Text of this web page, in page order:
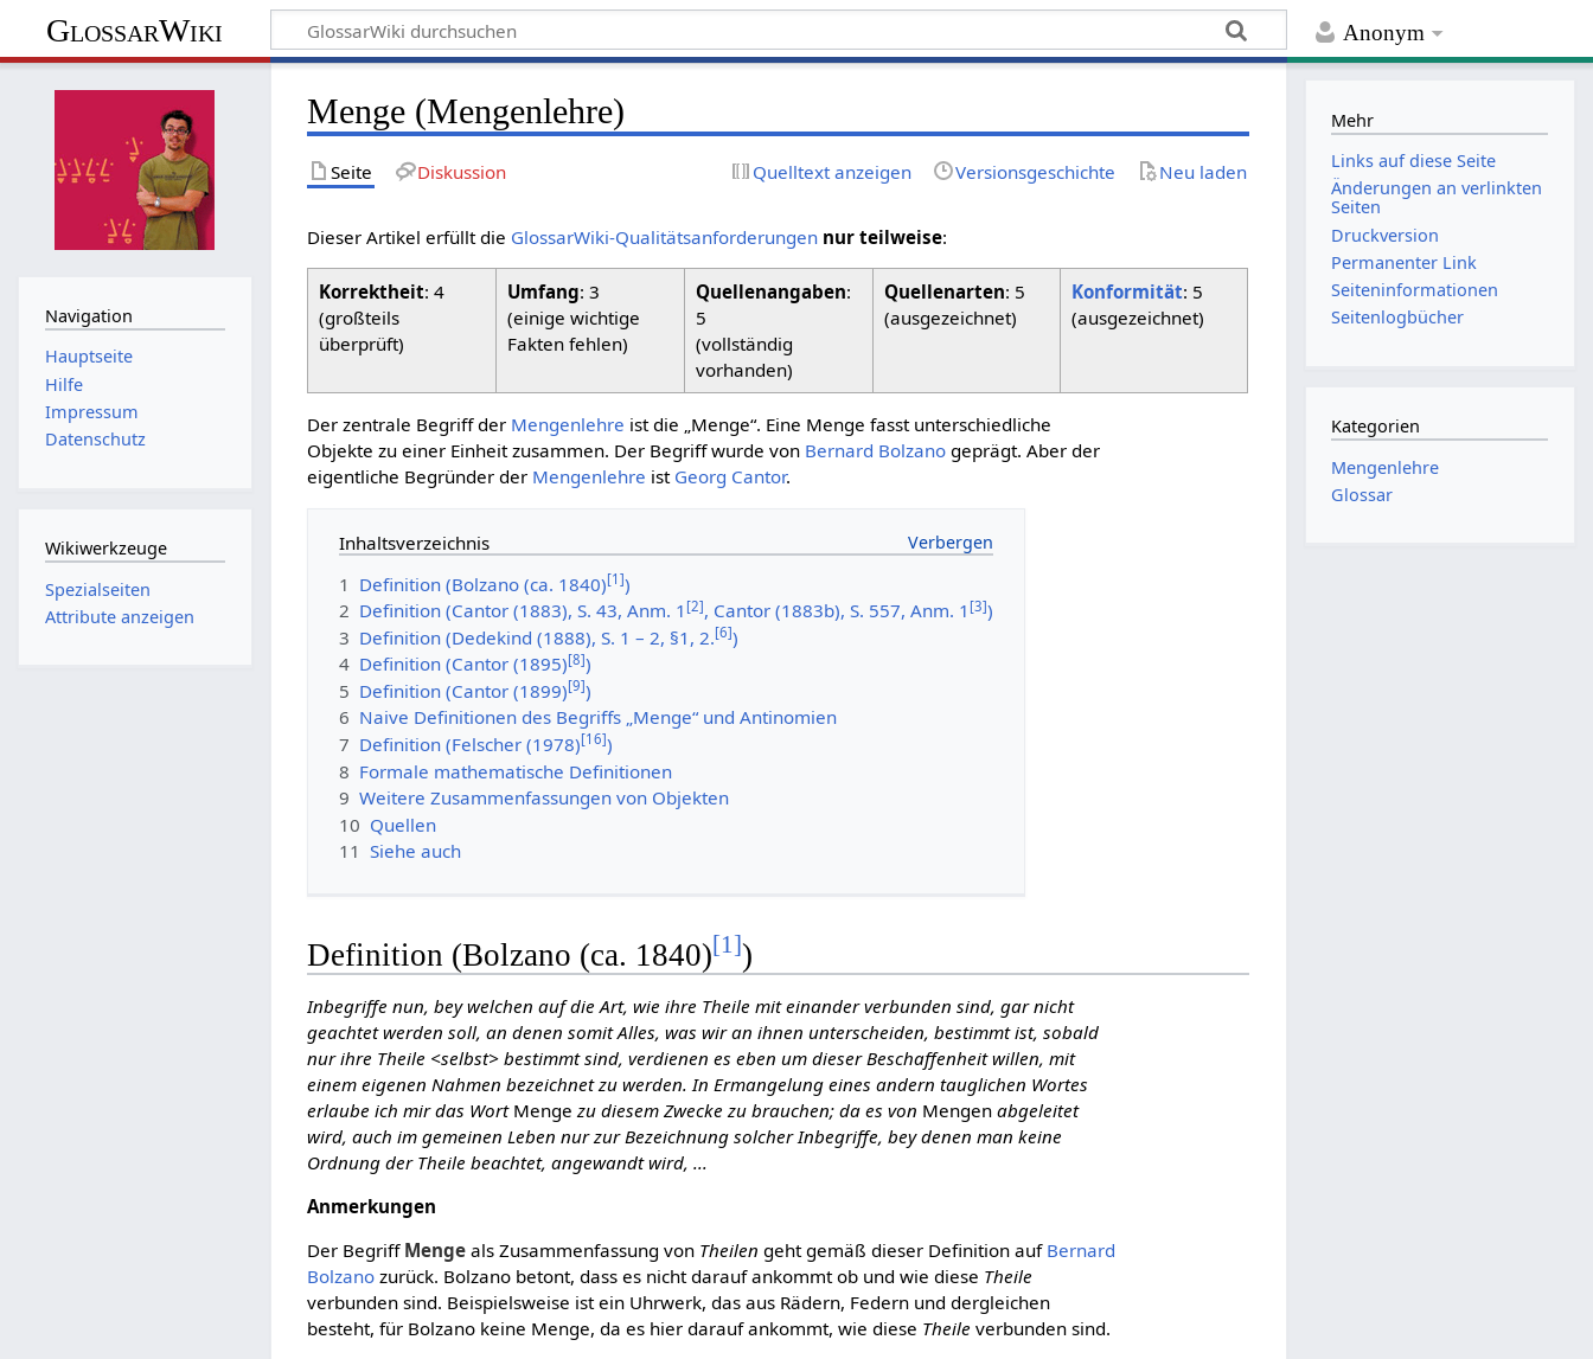
Anonym
GlossarWiki
Menge (Mengenlehre)
Seite Diskussion Quelltext anzeigen Versionsgeschichte Neu laden
Dieser Artikel erfüllt die GlossarWiki-Qualitätsanforderungen nur teilweise:
Korrektheit: 4
(großteils
überprüft)
Umfang: 3
(einige wichtige
Fakten fehlen)
Quellenangaben:
5
(vollständig
vorhanden)
Quellenarten: 5
(ausgezeichnet)
Konformität: 5
(ausgezeichnet)
Der zentrale Begriff der Mengenlehre ist die „Menge“. Eine Menge fasst unterschiedliche
Objekte zu einer Einheit zusammen. Der Begriff wurde von Bernard Bolzano geprägt. Aber der
eigentliche Begründer der Mengenlehre ist Georg Cantor.
Inhaltsverzeichnis
1 Definition (Bolzano (ca. 1840)[1])
2 Definition (Cantor (1883), S. 43, Anm. 1 [2], Cantor (1883b), S. 557, Anm. 1 [3])
3 Definition (Dedekind (1888), S. 1 – 2, §1, 2.[6])
4 Definition (Cantor (1895)[8])
5 Definition (Cantor (1899)[9])
6 Naive Definitionen des Begriffs „Menge“ und Antinomien
7 Definition (Felscher (1978)[16])
8 Formale mathematische Definitionen
9 Weitere Zusammenfassungen von Objekten
10 Quellen
11 Siehe auch
Definition (Bolzano (ca. 1840)[1])
Inbegriffe nun, bey welchen auf die Art, wie ihre Theile mit einander verbunden sind, gar nicht
geachtet werden soll, an denen somit Alles, was wir an ihnen unterscheiden, bestimmt ist, sobald
nur ihre Theile <selbst> bestimmt sind, verdienen es eben um dieser Beschaffenheit willen, mit
einem eigenen Nahmen bezeichnet zu werden. In Ermangelung eines andern tauglichen Wortes
erlaube ich mir das Wort Menge zu diesem Zwecke zu brauchen; da es von Mengen abgeleitet
wird, auch im gemeinen Leben nur zur Bezeichnung solcher Inbegriffe, bey denen man keine
Ordnung der Theile beachtet, angewandt wird, ...
Anmerkungen
Der Begriff Menge als Zusammenfassung von Theilen geht gemäß dieser Definition auf Bernard
Bolzano zurück. Bolzano betont, dass es nicht darauf ankommt ob und wie diese Theile
verbunden sind. Beispielsweise ist ein Uhrwerk, das aus Rädern, Federn und dergleichen
besteht, für Bolzano keine Menge, da es hier darauf ankommt, wie diese Theile verbunden sind.
Navigation
Hauptseite
Hilfe
Impressum
Datenschutz
Wikiwerkzeuge
Spezialseiten
Attribute anzeigen
Mehr
Links auf diese Seite
Änderungen an verlinkten
Seiten
Druckversion
Permanenter Link
Seiten­­informationen
Seitenlogbücher
Kategorien
Mengenlehre
Glossar